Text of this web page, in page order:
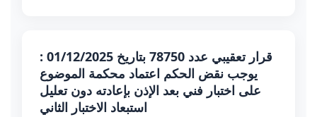
قرار تعقيبي عدد 78750 بتاريخ 01/12/2025 :
يوجب نقض الحكم اعتماد محكمة الموضوع
على اختبار فني بعد الإذن بإعادته دون تعليل
استبعاد الاختبار الثاني